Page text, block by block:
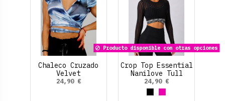
Chaleco Cruzado
Velvet
24,90 €
Producto disponible con otras opciones
Crop Top Essential
Nanilove Tull
Rayado.
24,90 €
NegroFucsia